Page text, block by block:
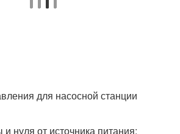
для насосной станции
нуля от источника питания;